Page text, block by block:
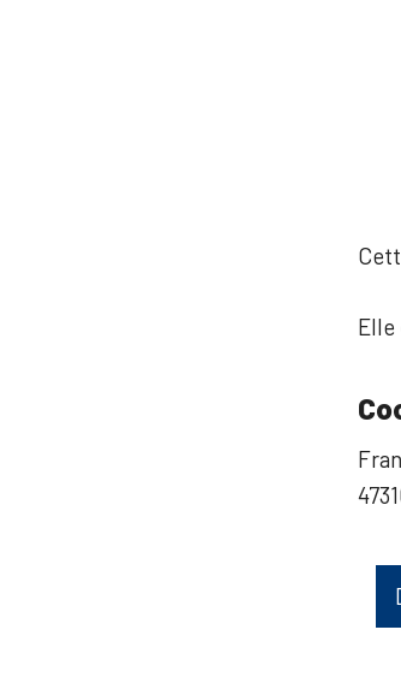
Elle